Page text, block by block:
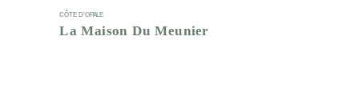
CÔTE D'OPALE
La Maison Du Meunier